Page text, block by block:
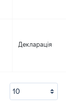
Декларація